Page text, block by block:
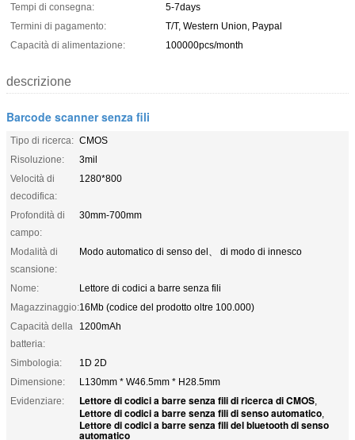
Tempi di consegna:
5-7days
Termini di pagamento:
T/T, Western Union, Paypal
Capacità di alimentazione:
100000pcs/month
descrizione
Barcode scanner senza fili
Tipo di ricerca: CMOS
Risoluzione:
3mil
Velocità di
decodifica:
1280*800
Profondità di
campo:
30mm-700mm
Modalità di
scansione:
Modo automatico di senso del、 di modo di innesco
Nome:
Lettore di codici a barre senza fili
Magazzinaggio:16Mb (codice del prodotto oltre 100.000)
Capacità della
batteria:
1200mAh
Simbologia:
1D 2D
Dimensione:
L130mm * W46.5mm * H28.5mm
Evidenziare:
Lettore di codici a barre senza fili di ricerca di CMOS,
Lettore di codici a barre senza fili di senso automatico,
Lettore di codici a barre senza fili del bluetooth di senso
automatico